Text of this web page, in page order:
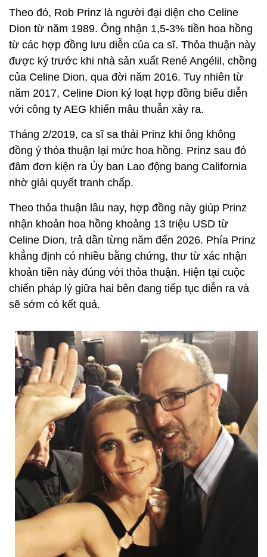
Theo đó, Rob Prinz là người đại diện cho Celine
Dion từ năm 1989. Ông nhận 1,5-3% tiền hoa hồng
từ các hợp đồng lưu diễn của ca sĩ. Thỏa thuận này
được ký trước khi nhà sản xuất René Angélil, chồng
của Celine Dion, qua đời năm 2016. Tuy nhiên từ
năm 2017, Celine Dion ký loạt hợp đồng biểu diễn
với công ty AEG khiến mâu thuẫn xảy ra.
Tháng 2/2019, ca sĩ sa thải Prinz khi ông không
đồng ý thỏa thuận lại mức hoa hồng. Prinz sau đó
đâm đơn kiện ra Ủy ban Lao động bang California
nhờ giải quyết tranh chấp.
Theo thỏa thuận lâu nay, hợp đồng này giúp Prinz
nhận khoản hoa hồng khoảng 13 triệu USD từ
Celine Dion, trả dần từng năm đến 2026. Phía Prinz
khẳng định có nhiều bằng chứng, thư từ xác nhận
khoản tiền này đúng với thỏa thuận. Hiện tại cuộc
chiến pháp lý giữa hai bên đang tiếp tục diễn ra và
sẽ sớm có kết quả.